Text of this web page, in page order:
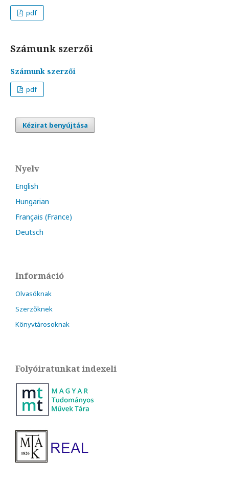
pdf
Számunk szerzői
Számunk szerzői
pdf
Kézirat benyújtása
Nyelv
English
Hungarian
Français (France)
Deutsch
Információ
Olvasóknak
Szerzőknek
Könyvtárosoknak
Folyóiratunkat indexeli